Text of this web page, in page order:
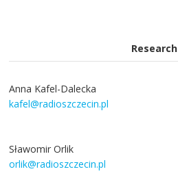
Research
Anna Kafel-Dalecka
kafel@radioszczecin.pl
Sławomir Orlik
orlik@radioszczecin.pl